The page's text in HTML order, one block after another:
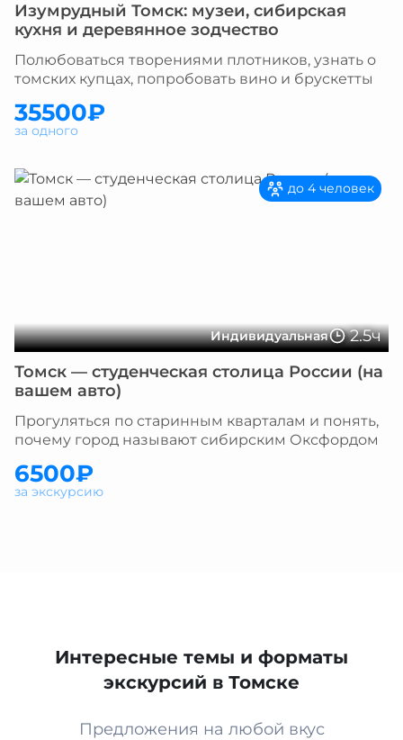
Изумрудный Томск: музеи, сибирская
кухня и деревянное зодчество
Полюбоваться творениями плотников, узнать о
томских купцах, попробовать вино и брускетты
35500₽
за одного
Индивидуальная 2.5ч
до 4 человек
Томск — студенческая столица России (на
вашем авто)
Прогуляться по старинным кварталам и понять,
почему город называют сибирским Оксфордом
6500₽
за экскурсию
Интересные темы и форматы
экскурсий в Томске
Предложения на любой вкус